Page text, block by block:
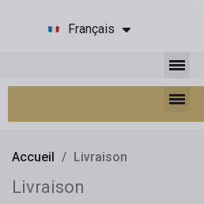
Français
Accueil Livraison
Livraison